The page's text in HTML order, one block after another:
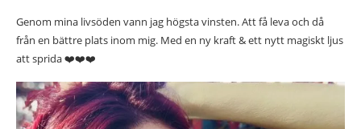
Genom mina livsöden vann jag högsta vinsten. Att få leva och då
från en bättre plats inom mig. Med en ny kraft & ett nytt magiskt ljus
att sprida ❤️❤️❤️